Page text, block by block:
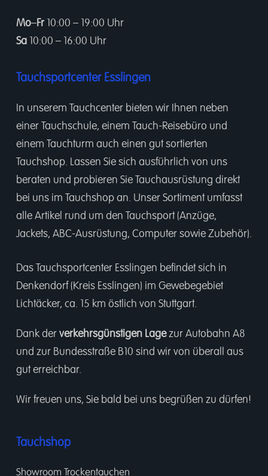
Mo–Fr10:00 – 19:00 Uhr
Sa10:00 – 16:00 Uhr
Tauchsportcenter Esslingen
In unserem Tauchcenterbieten wir Ihnen neben
einer Tauchschule, einem Tauch-Reisebüro und
einem Tauchturm auch einen gut sortierten
Tauchshop. Lassen Sie sich ausführlich von uns
beraten und probieren Sie Tauchausrüstung direkt
bei uns im Tauchshop an. Unser Sortiment umfasst
alle Artikel rund um den Tauchsport (Anzüge,
Jackets, ABC-Ausrüstung, Computer sowie Zubehör).
Das Tauchsportcenter Esslingen befindet sich in
Denkendorf (Kreis Esslingen) im Gewebegebiet
Lichtäcker, ca. 15 km östlich von Stuttgart.
Dank der verkehrsgünstigen Lagezur Autobahn A8
und zur Bundesstraße B10 sind wir von überall aus
gut erreichbar.
Wir freuen uns, Sie bald bei uns begrüßen zu dürfen!
Tauchshop
Showroom Trockentauchen